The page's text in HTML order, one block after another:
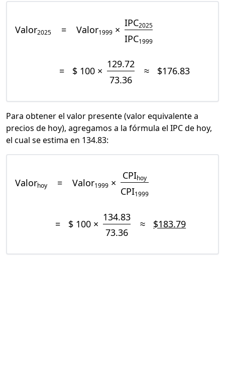
Valor2025 = Valor1999 ×
IPC2025
IPC1999
= $ 100 ×
129.72
73.36
≈ $176.83
Para obtener el valor presente (valor equivalente a
precios de hoy), agregamos a la fórmula el IPC de hoy,
el cual se estima en 134.83:
Valorhoy = Valor1999 ×
CPIhoy
CPI1999
= $ 100 ×
134.83
73.36
≈ $183.79